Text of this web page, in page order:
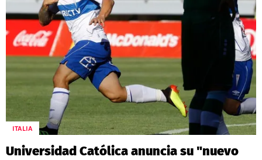
ITALIA
Universidad Católica anuncia su "nuevo